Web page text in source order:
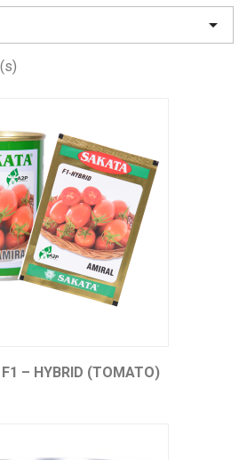

– HYBRID (TOMATO)